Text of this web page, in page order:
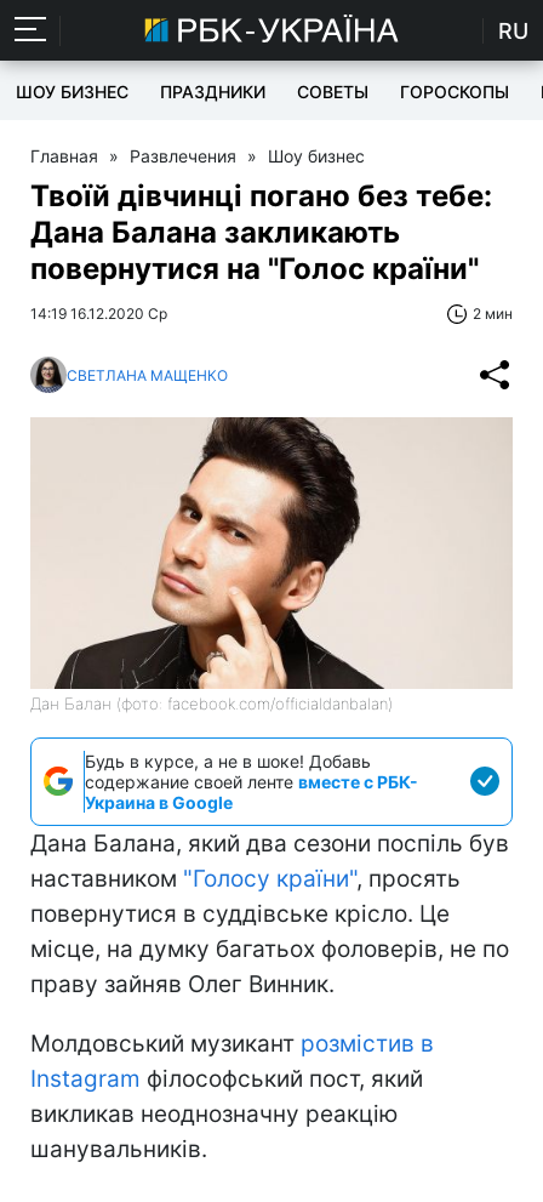
RU
ШОУ БИЗНЕС ПРАЗДНИКИ СОВЕТЫ ГОРОСКОПЫ
Главная » Развлечения » Шоу бизнес
Твоїй дівчинці погано без тебе:
Дана Балана закликають
повернутися на "Голос країни"
14:19 16.12.2020 Ср 2 мин
СВЕТЛАНА МАЩЕНКО
Дан Балан (фото: facebook.com/officialdanbalan)
Будь в курсе, а не в шоке! Добавь
содержание своей ленте вместе с РБК-
Украина в Google
Дана Балана, який два сезони поспіль був
наставником "Голосу країни", просять
повернутися в суддівське крісло. Це
місце, на думку багатьох фоловерів, не по
праву зайняв Олег Винник.
Молдовський музикант розмістив в
Instagram філософський пост, який
викликав неоднозначну реакцію
шанувальників.